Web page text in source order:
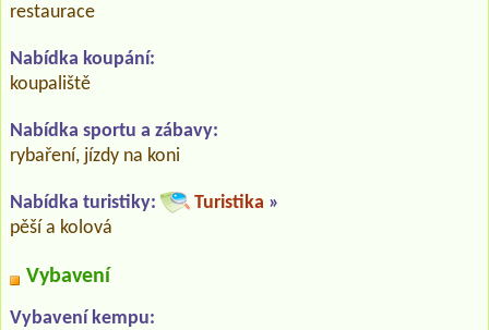
restaurace
Nabídka koupání:
koupaliště
Nabídka sportu a zábavy:
rybaření, jízdy na koni
Nabídka turistiky: Turistika »
pěší a kolová
Vybavení
Vybavení kempu: